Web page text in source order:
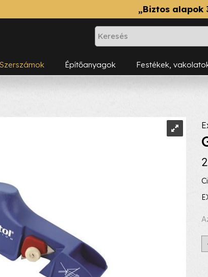
„Biztos alapok
Szerszámok Építőanyagok Festékek,